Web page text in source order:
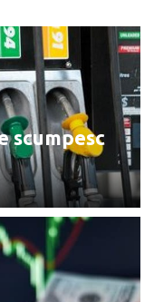
scumpesc
ușor